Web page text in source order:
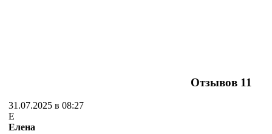
Отзывов 11
31.07.2025 в 08:27
Е
Елена